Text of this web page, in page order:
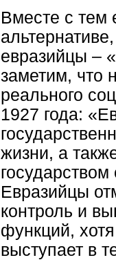
Вместе с тем
евразийцы –
заметим, что
реального
1927 года:
жизни, а
Евразийцы
контроль и
функций,
выступает в